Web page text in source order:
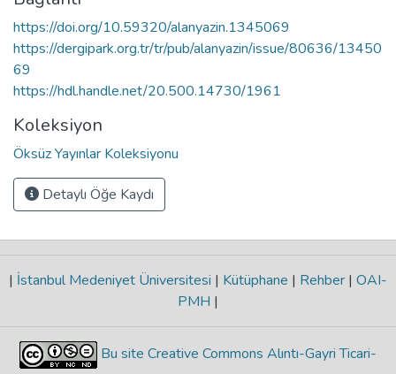
https://doi.org/10.59320/alanyazin.1345069
https://dergipark.org.tr/tr/pub/alanyazin/issue/80636/13450
69
https://hdl.handle.net/20.500.14730/1961
Koleksiyon
Öksüz Yayınlar Koleksiyonu
Detaylı Öğe Kaydı
| İstanbul Medeniyet Üniversitesi | Kütüphane | Rehber | OAI-
PMH |
Bu site Creative Commons Alıntı-Gayri Ticari-